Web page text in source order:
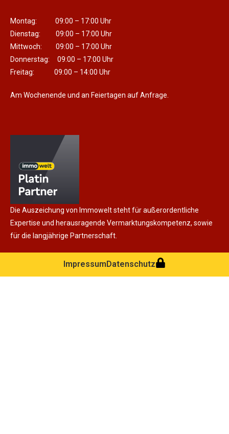
Montag: 09:00 – 17:00 Uhr
Dienstag: 09:00 – 17:00 Uhr
Mittwoch: 09:00 – 17:00 Uhr
Donnerstag: 09:00 – 17:00 Uhr
Freitag: 09:00 – 14:00 Uhr
Am Wochenende und an Feiertagen auf Anfrage.
Die Auszeichung von Immowelt steht für außerordentliche
Expertise und herausragende Vermarktungskompetenz, sowie
für die langjährige Partnerschaft.
ImpressumDatenschutz